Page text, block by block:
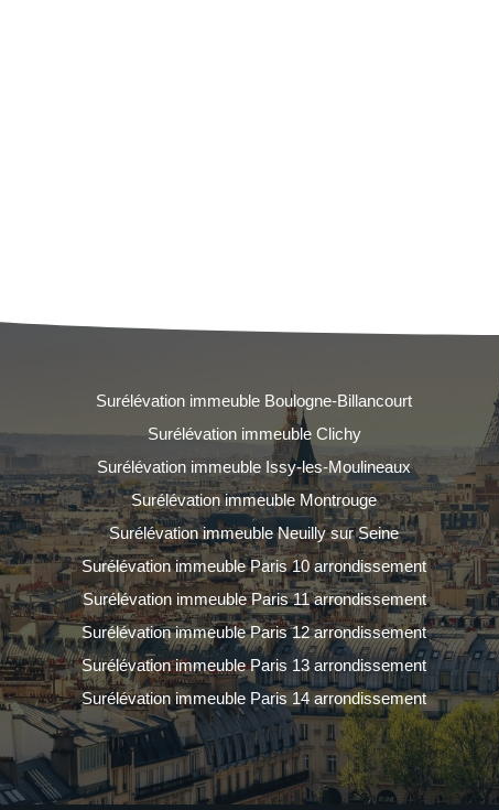
Surélévation immeuble Boulogne-Billancourt
Surélévation immeuble Clichy
Surélévation immeuble Issy-les-Moulineaux
Surélévation immeuble Montrouge
Surélévation immeuble Neuilly sur Seine
Surélévation immeuble Paris 10 arrondissement
Surélévation immeuble Paris 11 arrondissement
Surélévation immeuble Paris 12 arrondissement
Surélévation immeuble Paris 13 arrondissement
Surélévation immeuble Paris 14 arrondissement